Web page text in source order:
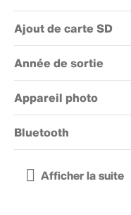
Ajout de carte SD
Année de sortie
Appareil photo
Bluetooth